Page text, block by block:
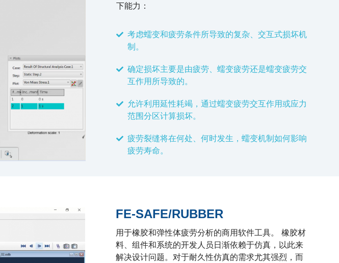
下能力：
考虑蠕变和疲劳条件所导致的复杂、交互式损坏机
制。
确定损坏主要是由疲劳、蠕变疲劳还是蠕变疲劳交
互作用所导致的。
允许利用延性耗竭，通过蠕变疲劳交互作用或应力
范围分区计算损坏。
疲劳裂缝将在何处、何时发生，蠕变机制如何影响
疲劳寿命。
FE-SAFE/RUBBER
用于橡胶和弹性体疲劳分析的商用软件工具。 橡胶材
料、组件和系统的开发人员日渐依赖于仿真，以此来
解决设计问题。对于耐久性仿真的需求尤其强烈，而